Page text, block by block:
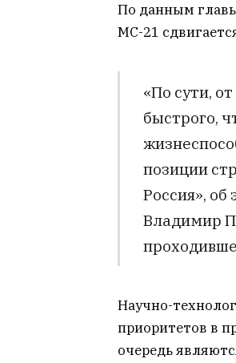
По данным главы
МС-21
«По сути,
быстрого,
позиции
Россия», об
Владимир
Научно-
приоритетов в
очередь